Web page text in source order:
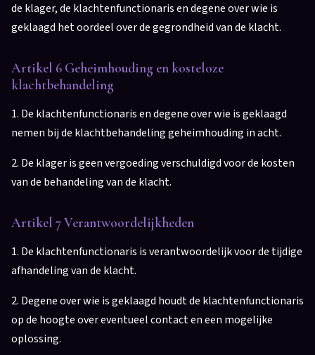
de klager, de klachtenfunctionaris en degene over wie is
geklaagd het oordeel over de gegrondheid van de klacht.
Artikel 6 Geheimhouding en kosteloze
klachtbehandeling
1. De klachtenfunctionaris en degene over wie is geklaagd
nemen bij de klachtbehandeling geheimhouding in acht.
2. De klager is geen vergoeding verschuldigd voor de kosten
van de behandeling van de klacht.
Artikel 7 Verantwoordelijkheden
1. De klachtenfunctionaris is verantwoordelijk voor de tijdige
afhandeling van de klacht.
2. Degene over wie is geklaagd houdt de klachtenfunctionaris
op de hoogte over eventueel contact en een mogelijke
oplossing.